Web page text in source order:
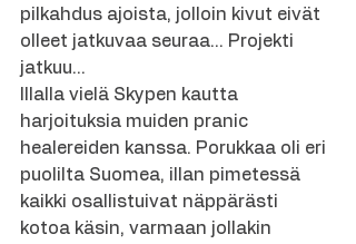
pilkahdus ajoista, jolloin kivut eivät
olleet jatkuvaa seuraa… Projekti
jatkuu…
Illalla vielä Skypen kautta
harjoituksia muiden pranic
healereiden kanssa. Porukkaa oli eri
puolilta Suomea, illan pimetessä
kaikki osallistuivat näppärästi
kotoa käsin, varmaan jollakin